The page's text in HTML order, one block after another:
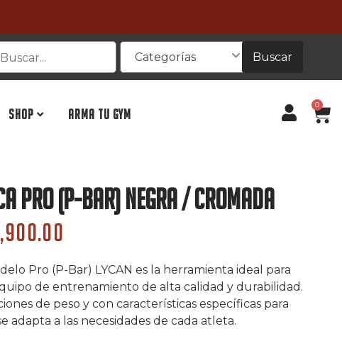
Categorías Buscar
SHOP ARMA TU GYM
0
Pro (P-Bar) Negra / Cromada
Pro (P-Bar) LYCAN es la herramienta ideal para
de entrenamiento de alta calidad y durabilidad.
de peso y con características específicas para
adapta a las necesidades de cada atleta.